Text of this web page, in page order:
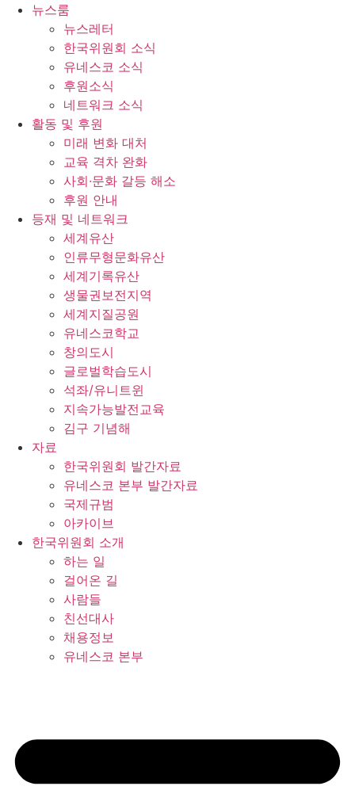
뉴스룸
뉴스레터
한국위원회 소식
유네스코 소식
후원소식
네트워크 소식
활동 및 후원
미래 변화 대처
교육 격차 완화
사회∙문화 갈등 해소
후원 안내
등재 및 네트워크
세계유산
인류무형문화유산
세계기록유산
생물권보전지역
세계지질공원
유네스코학교
창의도시
글로벌학습도시
석좌/유니트윈
지속가능발전교육
김구 기념해
자료
한국위원회 발간자료
유네스코 본부 발간자료
국제규범
아카이브
한국위원회 소개
하는 일
걸어온 길
사람들
친선대사
채용정보
유네스코 본부